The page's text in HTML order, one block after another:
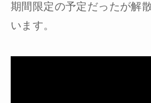
期間限定の予定だったが解
います。